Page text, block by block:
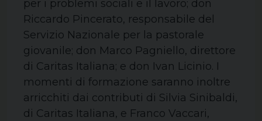
per i problemi sociali e il lavoro; don
Riccardo Pincerato, responsabile del
Servizio Nazionale per la pastorale
giovanile; don Marco Pagniello, direttore
di Caritas Italiana; e don Ivan Licinio. I
momenti di formazione saranno inoltre
arricchiti dai contributi di Silvia Sinibaldi,
di Caritas Italiana, e Franco Vaccari,